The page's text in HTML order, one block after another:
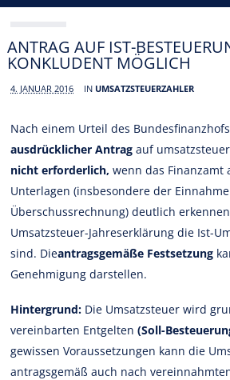
ANTRAG AUF IST-
KONKLUDENT MÖGLICH
4. JANUAR 2016 IN UMSATZSTEUERZAHLER
Nach einem Urteil des
ausdrücklicher Antrag auf
nicht erforderlich, wenn das Finanzamt
Unterlagen (insbesondere der
Überschussrechnung) deutlich
Umsatzsteuer-Jahreserklärung die Ist-
sind. Dieantragsgemäße Festsetzung
Genehmigung darstellen.
Hintergrund: Die Umsatzsteuer wird
vereinbarten Entgelten(Soll-
gewissen Voraussetzungen kann die
antragsgemäß auch nach